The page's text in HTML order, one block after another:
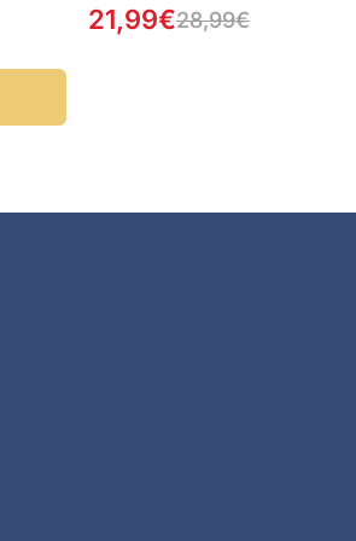
21,99€28,99€